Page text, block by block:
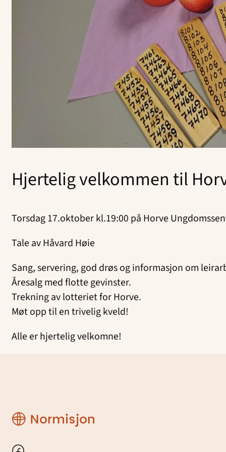
Hjertelig velkommen til
Torsdag 17.oktober kl.19:00 på Horve
Tale av Håvard Høie
Sang, servering, god drøs og informasjon om
Åresalg med flotte gevinster.
Trekning av lotteriet for Horve.
Møt opp til en trivelig kveld!
Alle er hjertelig velkomne!
Region
Rogaland